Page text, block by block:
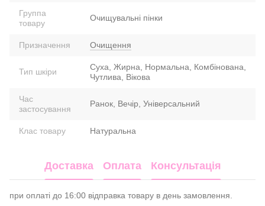
Группа
товару
Очищувальні пінки
Призначення Очищення
Тип шкіри
Суха, Жирна, Нормальна, Комбінована,
Чутлива, Вікова
Час
застосування
Ранок, Вечір, Універсальний
Клас товару Натуральна
Доставка Оплата Консультація
при оплаті до 16:00 відправка товару в день замовлення.